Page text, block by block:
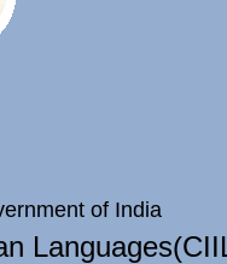
of India